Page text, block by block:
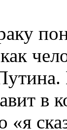
в
«я